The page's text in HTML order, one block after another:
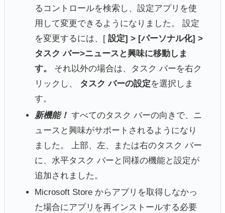
るコントロールを検索し、設定アプリを使
用して変更できるようになりました。 設定
を変更するには、[ 設定] > [パーソナル化] >
タスク バー>ニュースと興味に移動しま
す。 それ以外の場合は、タスク バーを右ク
リックし、 タスク バーの設定を選択しま
す。
新機能！ すべてのタスク バーの向きで、ニ
ュースと興味がサポートされるようになり
ました。 上部、左、または右のタスク バー
に、水平タスク バーと同様の機能と設定が
追加されました。
Microsoft Store からアプリを取得しなかっ
た場合にアプリを再インストールする必要